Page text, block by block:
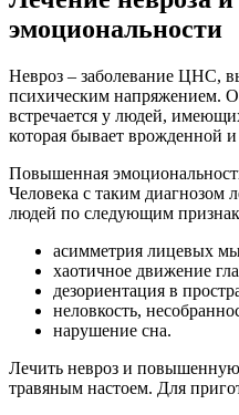
эмоциональности
Невроз – заболевание ЦНС,
психическим напряжением.
встречается у людей,
которая бывает врожденной
Повышенная
Человека с таким диагнозом
людей по следующим
асимметрия лицевых
хаотичное движение
дезориентация в
неловкость,
нарушение сна.
Лечить невроз и
травяным настоем. Для